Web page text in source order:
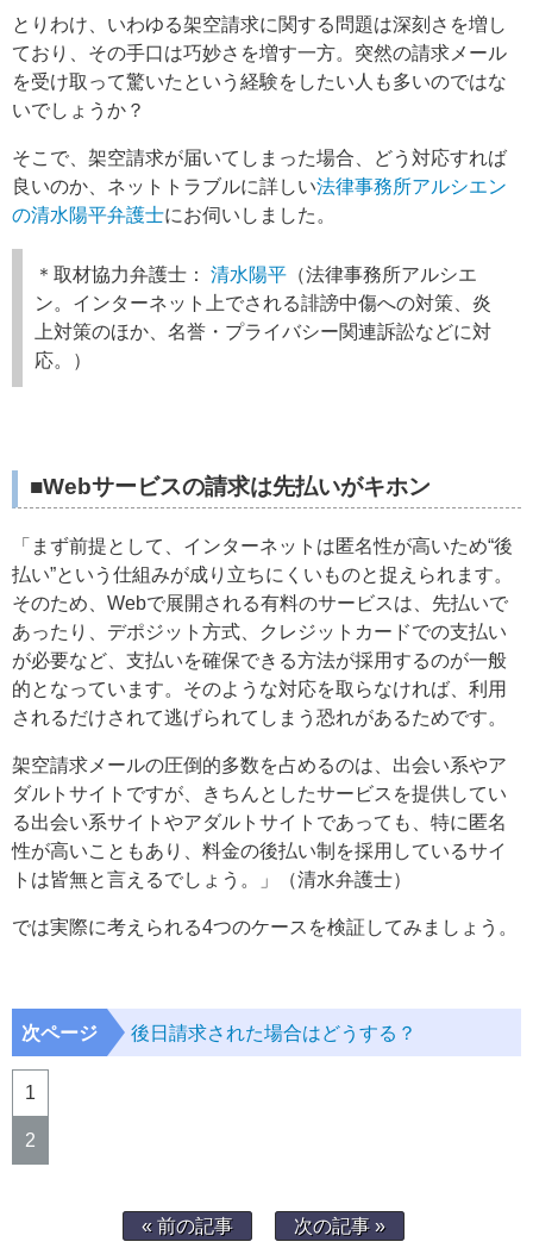
とりわけ、いわゆる架空請求に関する問題は深刻さを増し
ており、その手口は巧妙さを増す一方。突然の請求メール
を受け取って驚いたという経験をしたい人も多いのではな
いでしょうか？
そこで、架空請求が届いてしまった場合、どう対応すれば
良いのか、ネットトラブルに詳しい法律事務所アルシエン
の清水陽平弁護士にお伺いしました。
＊取材協力弁護士： 清水陽平 （法律事務所アルシエ
ン。インターネット上でされる誹謗中傷への対策、炎
上対策のほか、名誉・プライバシー関連訴訟などに対
応。）
■Webサービスの請求は先払いがキホン
「まず前提として、インターネットは匿名性が高いため“後
払い”という仕組みが成り立ちにくいものと捉えられます。
そのため、Webで展開される有料のサービスは、先払いで
あったり、デポジット方式、クレジットカードでの支払い
が必要など、支払いを確保できる方法が採用するのが一般
的となっています。そのような対応を取らなければ、利用
されるだけされて逃げられてしまう恐れがあるためです。
架空請求メールの圧倒的多数を占めるのは、出会い系やア
ダルトサイトですが、きちんとしたサービスを提供してい
る出会い系サイトやアダルトサイトであっても、特に匿名
性が高いこともあり、料金の後払い制を採用しているサイ
トは皆無と言えるでしょう。」（清水弁護士）
では実際に考えられる4つのケースを検証してみましょう。
次ページ 後日請求された場合はどうする？
1
2
« 前の記事 次の記事 »